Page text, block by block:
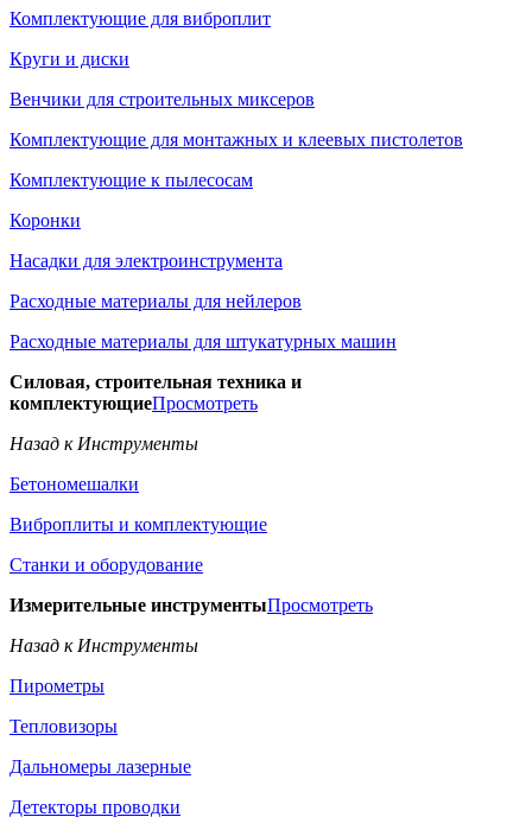
Комплектующие для виброплит
Круги и диски
Венчики для строительных миксеров
Комплектующие для монтажных и клеевых пистолетов
Комплектующие к пылесосам
Коронки
Насадки для электроинструмента
Расходные материалы для нейлеров
Расходные материалы для штукатурных машин
Силовая, строительная техника и
комплектующиеПросмотреть
Назад к Инструменты
Бетономешалки
Виброплиты и комплектующие
Станки и оборудование
Измерительные инструментыПросмотреть
Назад к Инструменты
Пирометры
Тепловизоры
Дальномеры лазерные
Детекторы проводки